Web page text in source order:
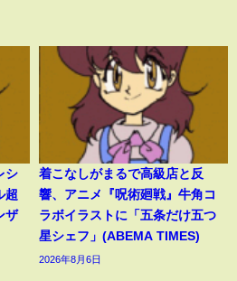
シ
超
ザ
着こなしがまるで高級店と反
響、アニメ『呪術廻戦』牛角コ
ラボイラストに「五条だけ五つ
星シェフ」(ABEMA TIMES)
2026年8月6日